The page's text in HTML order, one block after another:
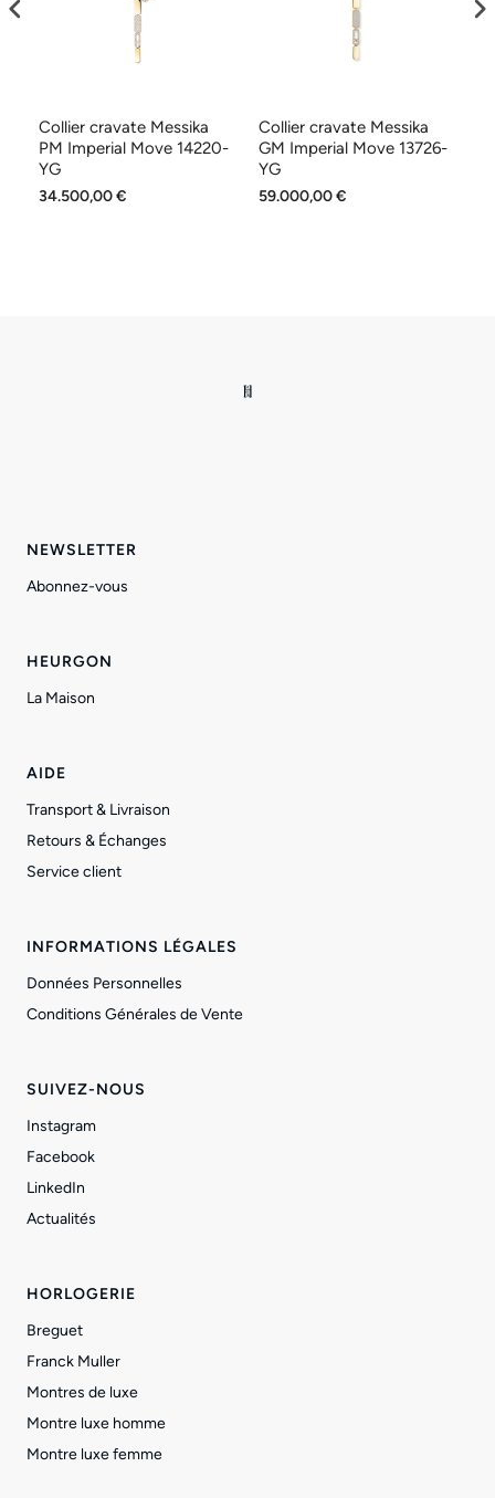
Collier cravate Messika
PM Imperial Move 14220-
YG
34.500,00 €
Collier cravate Messika
GM Imperial Move 13726-
YG
59.000,00 €
NEWSLETTER
Abonnez-vous
HEURGON
La Maison
AIDE
Transport & Livraison
Retours & Échanges
Service client
INFORMATIONS LÉGALES
Données Personnelles
Conditions Générales de Vente
SUIVEZ-NOUS
Instagram
Facebook
LinkedIn
Actualités
HORLOGERIE
Breguet
Franck Muller
Montres de luxe
Montre luxe homme
Montre luxe femme